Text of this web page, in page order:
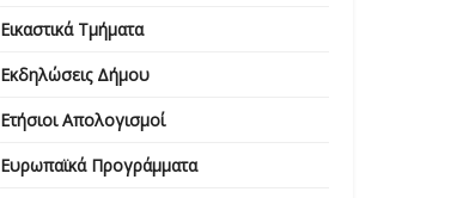
Εικαστικά Τμήματα
Εκδηλώσεις Δήμου
Ετήσιοι Απολογισμοί
Ευρωπαϊκά Προγράμματα